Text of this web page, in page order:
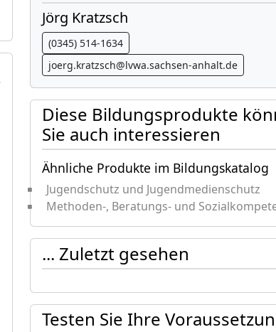
Jörg Kratzsch
(0345) 514-1634
joerg.kratzsch@lvwa.sachsen-anhalt.de
Diese Bildungsprodukte
Sie auch interessieren
Ähnliche Produkte im Bildungskatalog
Jugendschutz und Jugendmedienschutz
Methoden-, Beratungs- und
... Zuletzt gesehen
Testen Sie Ihre